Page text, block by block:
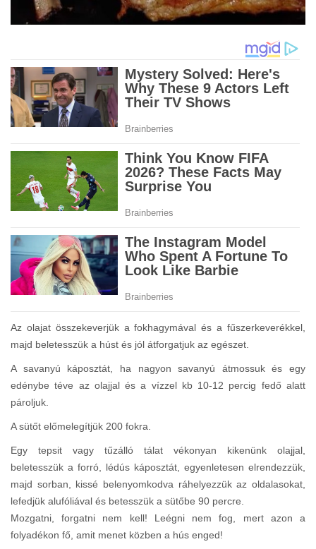
Az olajat összekeverjük a fokhagymával és a fűszerkeverékkel,
majd beletesszük a húst és jól átforgatjuk az egészet.
A savanyú káposztát, ha nagyon savanyú átmossuk és egy
edénybe téve az olajjal és a vízzel kb 10-12 percig fedő alatt
pároljuk.
A sütőt előmelegítjük 200 fokra.
Egy tepsit vagy tűzálló tálat vékonyan kikenünk olajjal,
beletesszük a forró, lédús káposztát, egyenletesen elrendezzük,
majd sorban, kissé belenyomkodva ráhelyezzük az oldalasokat,
lefedjük alufóliával és betesszük a sütőbe 90 percre.
Mozgatni, forgatni nem kell! Leégni nem fog, mert azon a
folyadékon fő, amit menet közben a hús enged!